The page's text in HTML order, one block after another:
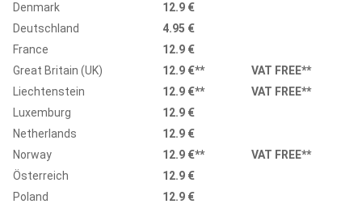
Denmark
12.9 €
Deutschland
4.95 €
France
12.9 €
Great Britain (UK)
12.9 €**
VAT FREE**
Liechtenstein
12.9 €**
VAT FREE**
Luxemburg
12.9 €
Netherlands
12.9 €
Norway
12.9 €**
VAT FREE**
Österreich
12.9 €
Poland
12.9 €